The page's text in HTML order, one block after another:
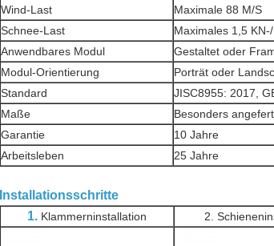
Wind-Last
Maximale 88 M/S
Schnee-Last
Maximales 1,5 KN-/
Anwendbares Modul
Gestaltet oder
Modul-Orientierung
Porträt oder
Standard
JISC8955: 2017,
Maße
Besonders
Garantie
10 Jahre
Arbeitsleben
25 Jahre
Installationsschritte
1. Klammerninstallation 2.